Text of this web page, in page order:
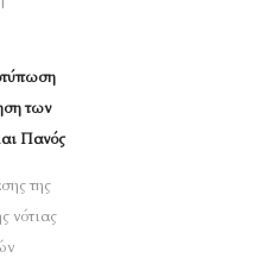
των
Πανός
της
νότιας